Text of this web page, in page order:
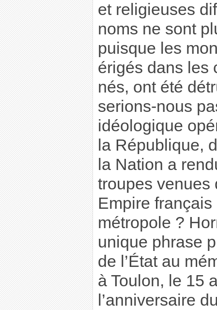
et religieuses
noms ne sont
puisque les
érigés dans les
nés, ont été
serions-nous
idéologique
la République,
la Nation a
troupes venues
Empire
métropole ?
unique phrase
de l’État au
à Toulon, le 15
l’anniversaire